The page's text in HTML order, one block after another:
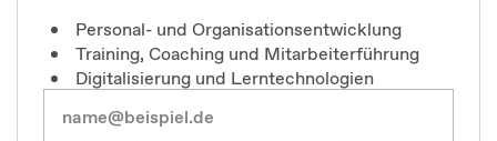
Personal- und Organisationsentwicklung
Training, Coaching und Mitarbeiterführung
Digitalisierung und Lerntechnologien